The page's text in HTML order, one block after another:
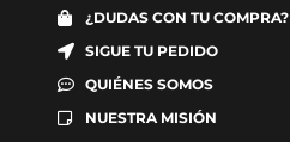
¿DUDAS CON TU COMPRA?
SIGUE TU PEDIDO
QUIÉNES SOMOS
NUESTRA MISIÓN